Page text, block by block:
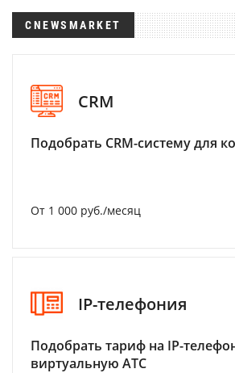
CNEWSMARKET
CRM
Подобрать CRM-систему для
От 1 000 руб./месяц
IP-телефония
Подобрать тариф на IP-
виртуальную АТС